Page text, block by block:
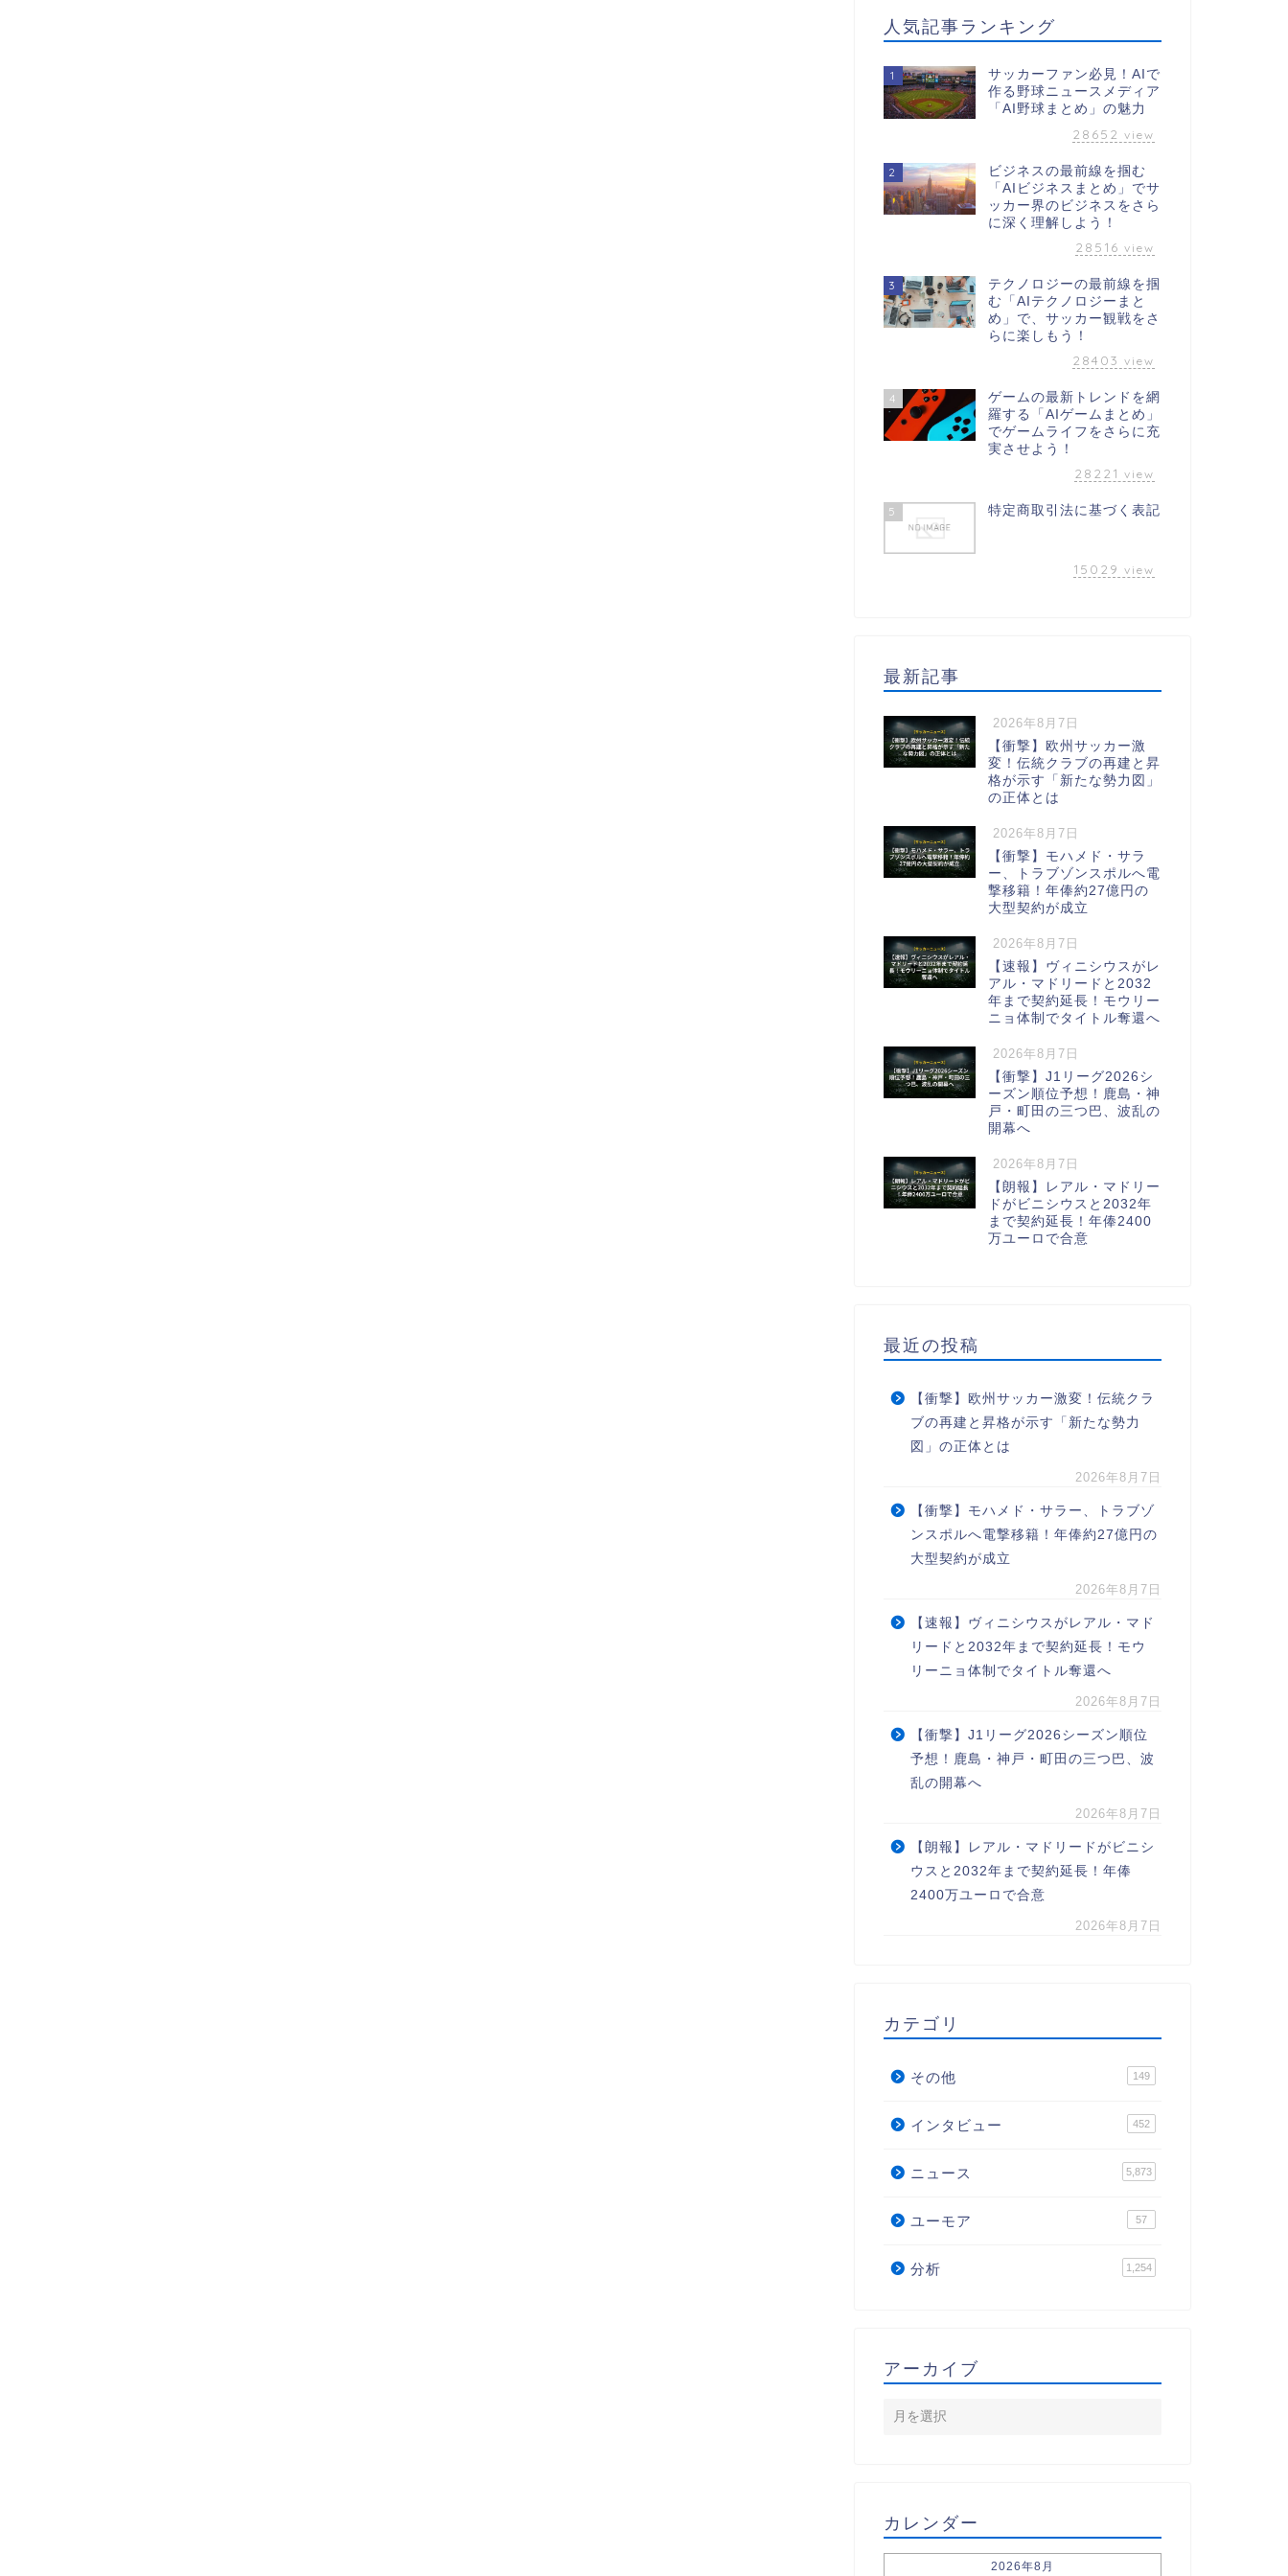
人気記事ランキング
1
サッカーファン必見！AIで
作る野球ニュースメディア
「AI野球まとめ」の魅力
28652 view
2
ビジネスの最前線を掴む
「AIビジネスまとめ」でサ
ッカー界のビジネスをさら
に深く理解しよう！
28516 view
3
テクノロジーの最前線を掴
む「AIテクノロジーまと
め」で、サッカー観戦をさ
らに楽しもう！
28403 view
4
ゲームの最新トレンドを網
羅する「AIゲームまとめ」
でゲームライフをさらに充
実させよう！
28221 view
5 特定商取引法に基づく表記
15029 view
最新記事
2026年8月7日
【衝撃】欧州サッカー激
変！伝統クラブの再建と昇
格が示す「新たな勢力図」
の正体とは
2026年8月7日
【衝撃】モハメド・サラ
ー、トラブゾンスポルへ電
撃移籍！年俸約27億円の
大型契約が成立
2026年8月7日
【速報】ヴィニシウスがレ
アル・マドリードと2032
年まで契約延長！モウリー
ニョ体制でタイトル奪還へ
2026年8月7日
【衝撃】J1リーグ2026シ
ーズン順位予想！鹿島・神
戸・町田の三つ巴、波乱の
開幕へ
2026年8月7日
【朗報】レアル・マドリー
ドがビニシウスと2032年
まで契約延長！年俸2400
万ユーロで合意
最近の投稿
【衝撃】欧州サッカー激変！伝統クラ
ブの再建と昇格が示す「新たな勢力
図」の正体とは
2026年8月7日
【衝撃】モハメド・サラー、トラブゾ
ンスポルへ電撃移籍！年俸約27億円の
大型契約が成立
2026年8月7日
【速報】ヴィニシウスがレアル・マド
リードと2032年まで契約延長！モウ
リーニョ体制でタイトル奪還へ
2026年8月7日
【衝撃】J1リーグ2026シーズン順位
予想！鹿島・神戸・町田の三つ巴、波
乱の開幕へ
2026年8月7日
【朗報】レアル・マドリードがビニシ
ウスと2032年まで契約延長！年俸
2400万ユーロで合意
2026年8月7日
カテゴリ
その他 149
インタビュー 452
ニュース 5,873
ユーモア 57
分析 1,254
アーカイブ
カレンダー
2026年8月